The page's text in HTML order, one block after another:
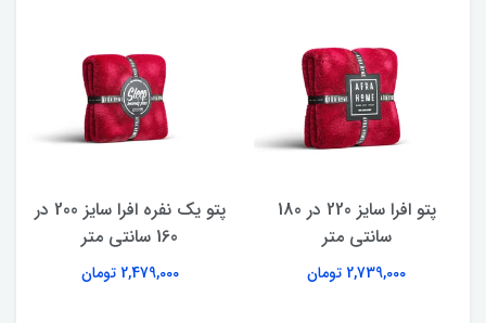
پتو افرا سایز 220 در 180
سانتی متر
2,739,000 تومان
پتو یک نفره افرا سایز 200 در
160 سانتی متر
2,479,000 تومان